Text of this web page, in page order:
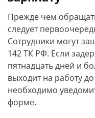
Прежде чем
следует
Сотрудники могут
142 ТК РФ. Если
пятнадцать дней и
выходит на работу
необходимо
форме.